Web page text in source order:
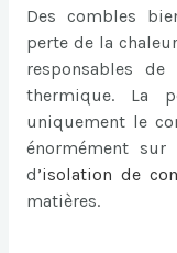
Des combles
perte de la
responsables
thermique. La
uniquement le
énormément sur
d’isolation de
matières.